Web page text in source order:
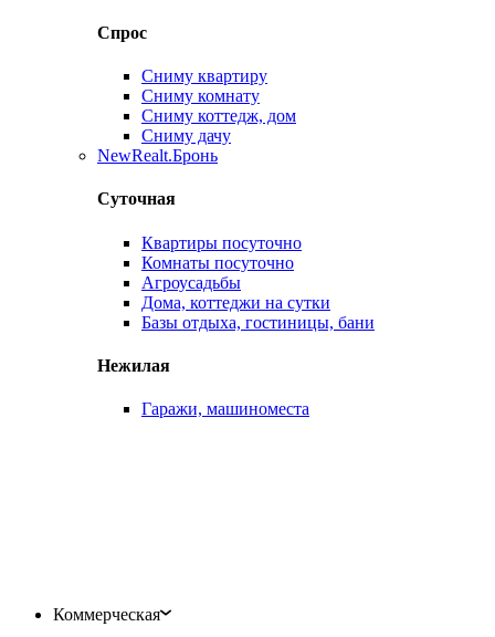
Спрос
Сниму квартиру
Сниму комнату
Сниму коттедж, дом
Сниму дачу
NewRealt.Бронь
Суточная
Квартиры посуточно
Комнаты посуточно
Агроусадьбы
Дома, коттеджи на сутки
Базы отдыха, гостиницы, бани
Нежилая
Гаражи, машиноместа
Коммерческая